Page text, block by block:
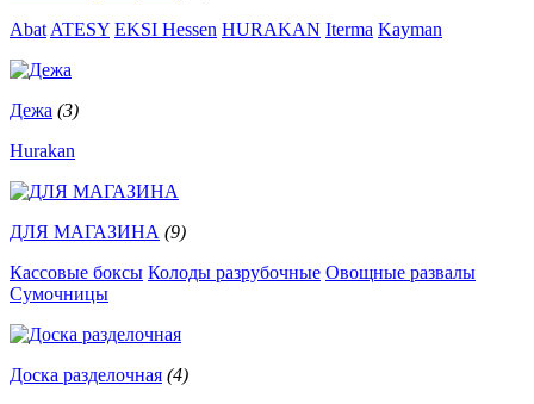
Abat ATESY EKSI Hessen HURAKAN Iterma Kayman
Дежа (3)
Hurakan
ДЛЯ МАГАЗИНА (9)
Кассовые боксы Колоды разрубочные Овощные развалы
Сумочницы
Доска разделочная (4)